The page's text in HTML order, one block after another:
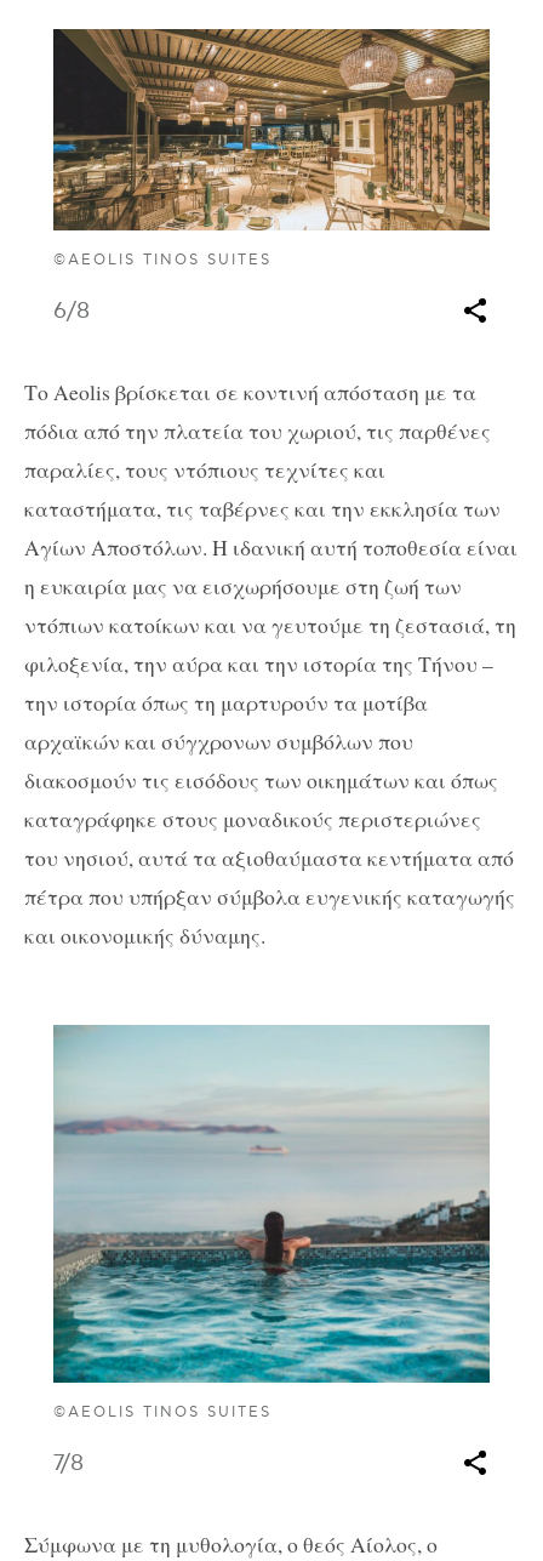
©AEOLIS TINOS SUITES
6/8
Το Aeolis βρίσκεται σε κοντινή απόσταση με τα
πόδια από την πλατεία του χωριού, τις παρθένες
παραλίες, τους ντόπιους τεχνίτες και
καταστήματα, τις ταβέρνες και την εκκλησία των
Αγίων Αποστόλων. Η ιδανική αυτή τοποθεσία είναι
η ευκαιρία μας να εισχωρήσουμε στη ζωή των
ντόπιων κατοίκων και να γευτούμε τη ζεστασιά, τη
φιλοξενία, την αύρα και την ιστορία της Τήνου –
την ιστορία όπως τη μαρτυρούν τα μοτίβα
αρχαϊκών και σύγχρονων συμβόλων που
διακοσμούν τις εισόδους των οικημάτων και όπως
καταγράφηκε στους μοναδικούς περιστεριώνες
του νησιού, αυτά τα αξιοθαύμαστα κεντήματα από
πέτρα που υπήρξαν σύμβολα ευγενικής καταγωγής
και οικονομικής δύναμης.
©AEOLIS TINOS SUITES
7/8
Σύμφωνα με τη μυθολογία, ο θεός Αίολος, ο